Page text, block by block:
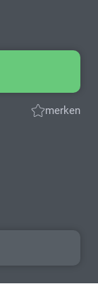
merken